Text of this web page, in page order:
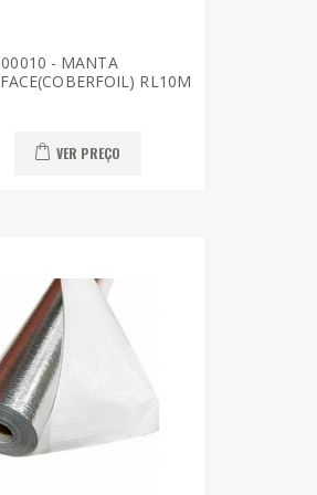
- MANTA
RL10M
VER PREÇO